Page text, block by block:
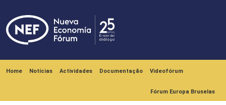
Home Notícias Actividades Documentação Videofórum
Fórum Europa Bruselas